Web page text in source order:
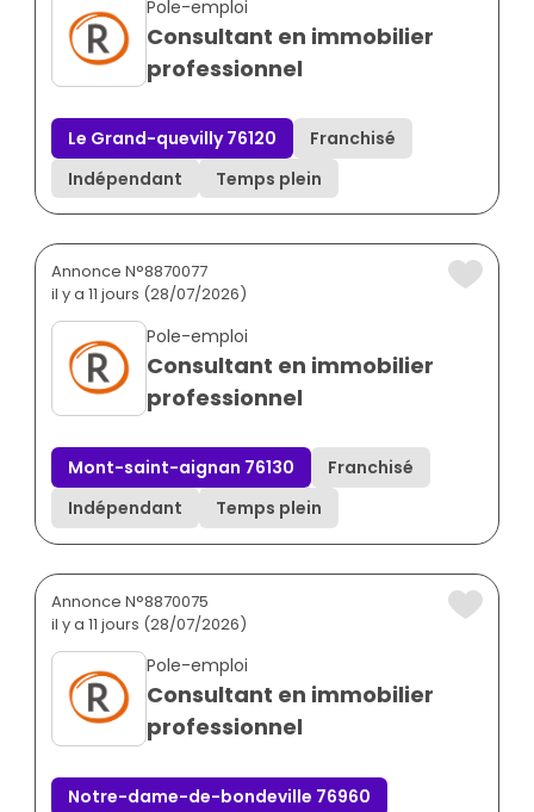
Pole-emploi
Consultant en immobilier
professionnel
Le Grand-quevilly 76120
Franchisé
Indépendant
Temps plein
Annonce N°8870077
il y a 11 jours (28/07/2026)
Pole-emploi
Consultant en immobilier
professionnel
Mont-saint-aignan 76130
Franchisé
Indépendant
Temps plein
Annonce N°8870075
il y a 11 jours (28/07/2026)
Pole-emploi
Consultant en immobilier
professionnel
Notre-dame-de-bondeville 76960